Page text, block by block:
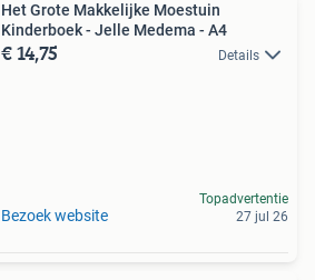
Het Grote Makkelijke Moestuin
Kinderboek - Jelle Medema - A4
€ 14,75 Details
Bezoek website
Topadvertentie
27 jul 26